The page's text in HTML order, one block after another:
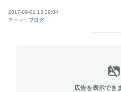
2017-09-01 13:29:04
テーマ： ブログ
広告を表示でき